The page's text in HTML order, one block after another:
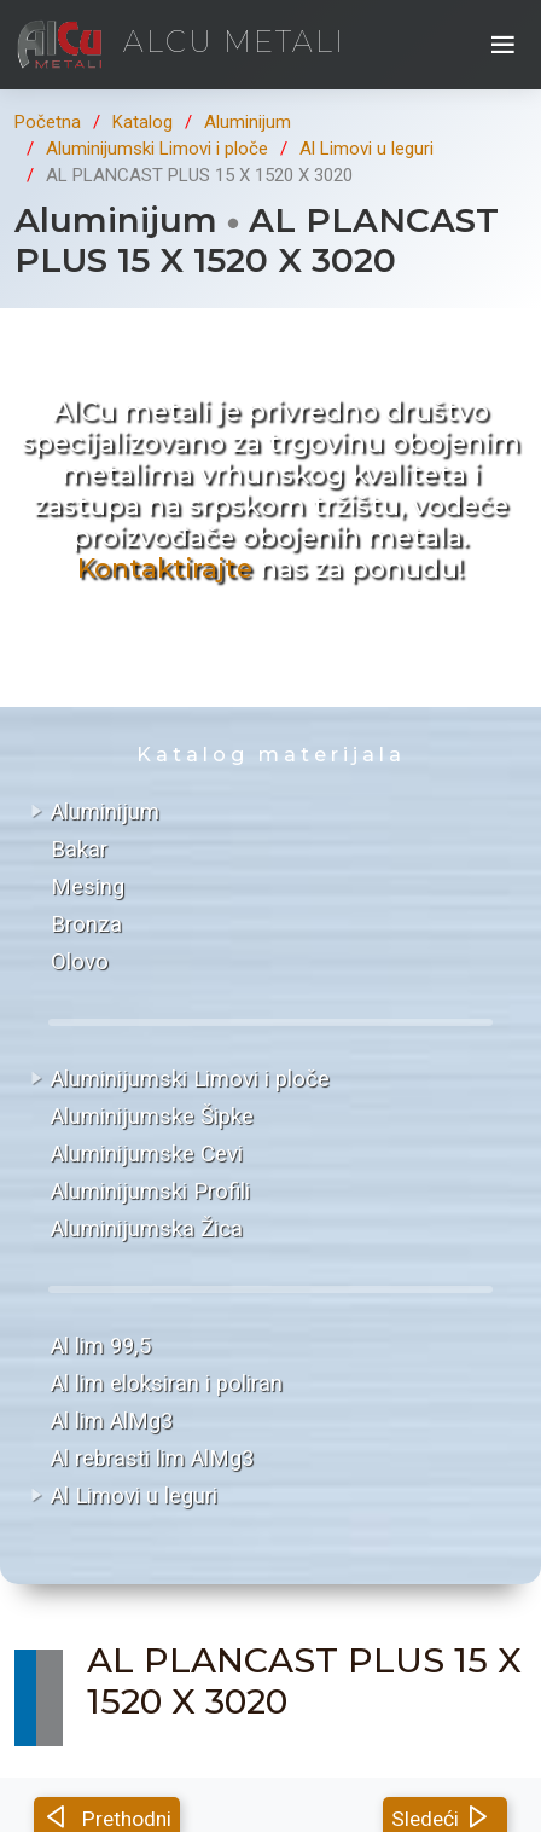
ALCU METALI
Početna Katalog
Aluminijum
Aluminijumski Limovi i ploče
Al Limovi u leguri
AL PLANCAST PLUS 15 X 1520 X 3020
Aluminijum
AL PLANCAST
PLUS 15 X 1520 X 3020
AlCu metali je privredno društvo
specijalizovano za trgovinu obojenim
metalima vrhunskog kvaliteta i
zastupa na srpskom tržištu, vodeće
proizvođače obojenih metala.
Kontaktirajtenas za ponudu!
Katalog materijala
Aluminijum
Bakar
Mesing
Bronza
Olovo
Aluminijumski Limovi i ploče
Aluminijumske Šipke
Aluminijumske Cevi
Aluminijumski Profili
Aluminijumska Žica
Al lim 99,5
Al lim eloksiran i poliran
Al lim AlMg3
Al rebrasti lim AlMg3
Al Limovi u leguri
AL PLANCAST PLUS 15 X
1520 X 3020
Prethodni Sledeći